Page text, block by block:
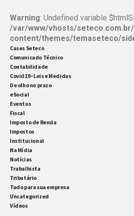
Warning: Undefined variable
/var/www/vhosts/
content/themes/temaseteco/
Cases Seteco
Comunicado Técnico
Contabilidade
Covid19 - Leis e Medidas
De olho no prazo
eSocial
Eventos
Fiscal
Imposto de Renda
Impostos
Institucional
Na Mídia
Notícias
Trabalhista
Tributário
Tudo para sua empresa
Uncategorized
Vídeos